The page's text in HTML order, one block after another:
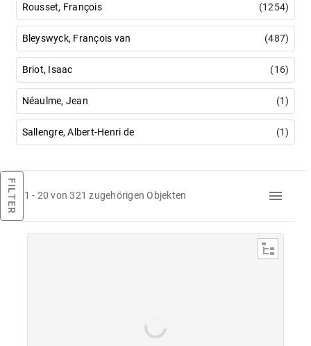
Rousset, François (1254)
Bleyswyck, François van (487)
Briot, Isaac (16)
Néaulme, Jean (1)
Sallengre, Albert-Henri de (1)
FILTER 1 - 20 von 321 zugehörigen Objekten